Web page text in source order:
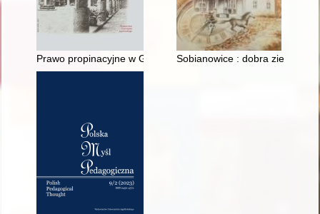
Prawo propinacyjne w Galicji : zarys problematyki = The
Sobianowice : dobra ziemskie i